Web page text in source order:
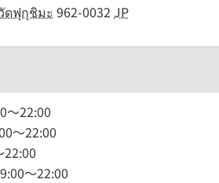
ดฟุกุชิมะ 962-0032 JP
～22:00
～22:00
22:00
～22:00